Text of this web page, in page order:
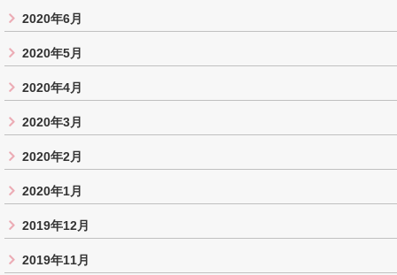
2020年6月
2020年5月
2020年4月
2020年3月
2020年2月
2020年1月
2019年12月
2019年11月